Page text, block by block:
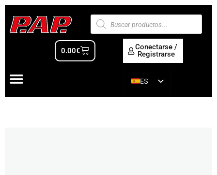
0.00€
Conectarse /
Registrarse
ES
EN